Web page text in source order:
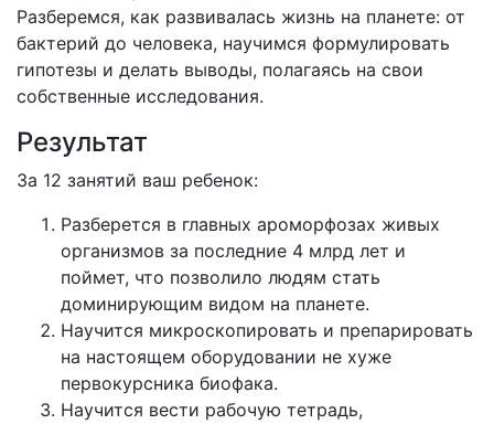
Разберемся, как развивалась жизнь на планете: от
бактерий до человека, научимся формулировать
гипотезы и делать выводы, полагаясь на свои
собственные исследования.
Результат
За 12 занятий ваш ребенок:
Разберется в главных ароморфозах живых
организмов за последние 4 млрд лет и
поймет, что позволило людям стать
доминирующим видом на планете.
Научится микроскопировать и препарировать
на настоящем оборудовании не хуже
первокурсника биофака.
Научится вести рабочую тетрадь,